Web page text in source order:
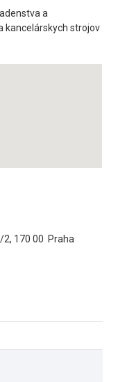
a
kancelárskych strojov
2, 170 00 Praha